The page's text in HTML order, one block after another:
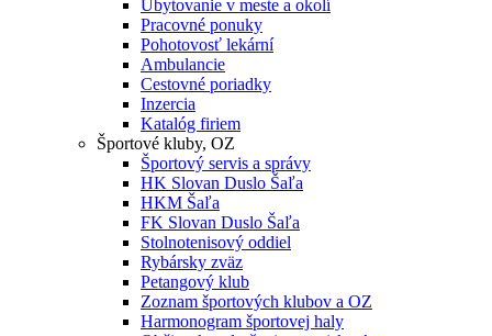
Ubytovanie v meste a okolí
Pracovné ponuky
Pohotovosť lekární
Ambulancie
Cestovné poriadky
Inzercia
Katalóg firiem
Športové kluby, OZ
Športový servis a správy
HK Slovan Duslo Šaľa
HKM Šaľa
FK Slovan Duslo Šaľa
Stolnotenisový oddiel
Rybársky zväz
Petangový klub
Zoznam športových klubov a OZ
Harmonogram športovej haly